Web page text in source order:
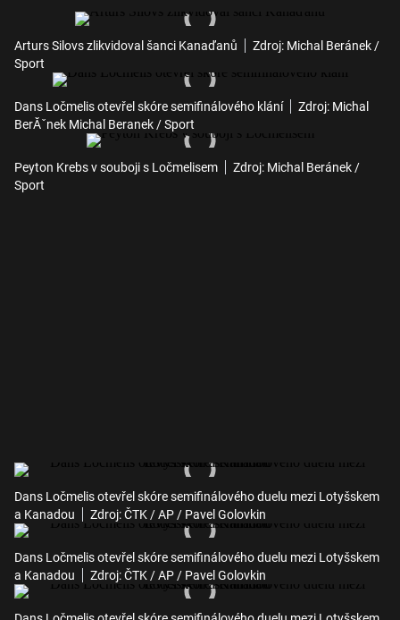
Arturs Silovs zlikvidoval šanci Kanaďanů
Zdroj: Michal Beránek /
Sport
Dans Ločmelis otevřel skóre semifinálového klání
Zdroj: Michal
BerĂˇnek Michal Beranek / Sport
Peyton Krebs v souboji s Ločmelisem
Zdroj: Michal Beránek /
Sport
Dans Ločmelis otevřel skóre semifinálového duelu mezi Lotyšskem
a Kanadou
Zdroj: ČTK / AP / Pavel Golovkin
Dans Ločmelis otevřel skóre semifinálového duelu mezi Lotyšskem
a Kanadou
Zdroj: ČTK / AP / Pavel Golovkin